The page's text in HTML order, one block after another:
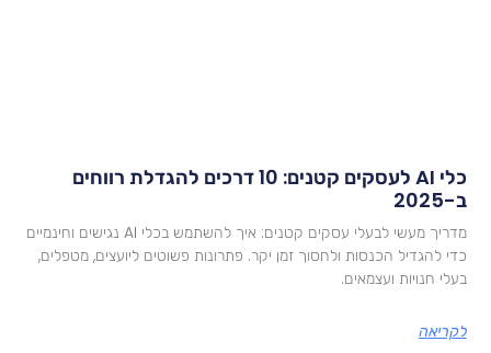
כלי AI לעסקים קטנים: 10 דרכים להגדלת רווחים
מדריך מעשי לבעלי עסקים קטנים: איך להשתמש בכלי AI נגישים וחינמיים
להגדיל הכנסות ולחסוך זמן יקר. פתרונות פשוטים ליועצים, מטפלים,
חנויות ועצמאים.